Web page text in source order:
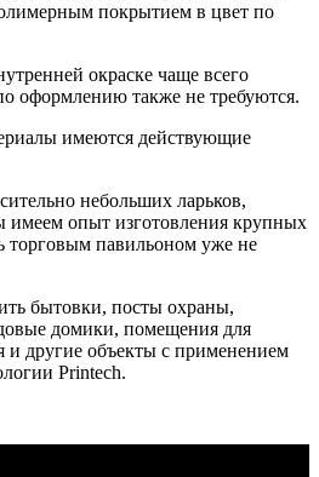
покрытием в цвет по
окраске чаще всего
оформлению также не требуются.
имеются действующие
небольших ларьков,
имеем опыт изготовления крупных
торговым павильоном уже не
бытовки, посты охраны,
домики, помещения для
и другие объекты с применением
Printech.